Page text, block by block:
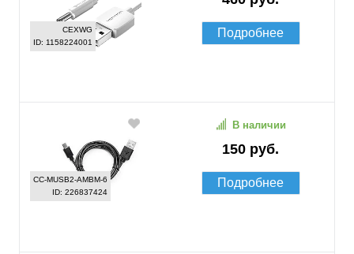
CEXWG
ID: 1158224001
Подробнее
CC-MUSB2-AMBM-6
ID: 226837424
150 руб.
В наличии
Подробнее